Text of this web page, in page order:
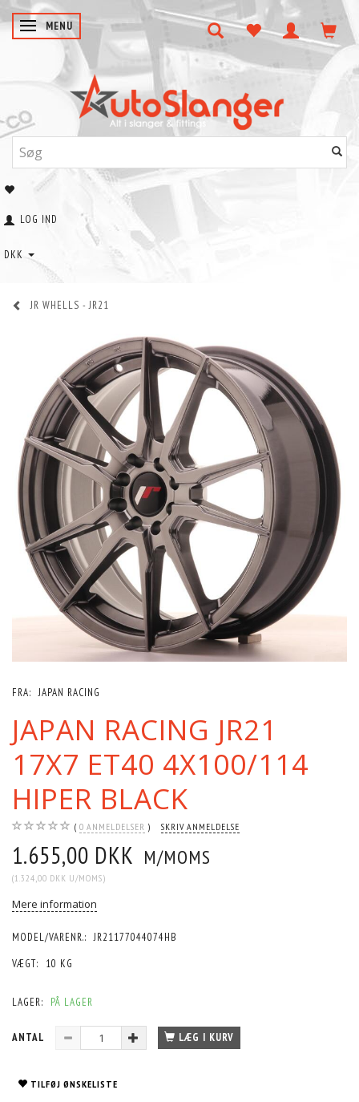
SKIFTE NAVIGATION
MENU
LOG IND
DKK
JR WHELLS - JR21
FRA: JAPAN RACING
JAPAN RACING JR21
17X7 ET40 4X100/114
HIPER BLACK
0 ANMELDELSER SKRIV ANMELDELSE
1.655,00 DKK M/MOMS
(1.324,00 DKK U/MOMS)
Mere information
MODEL/VARENR.: JR21177044074HB
VÆGT:
10 KG
LAGER: PÅ LAGER
ANTAL LÆG I KURV
TILFØJ ØNSKELISTE